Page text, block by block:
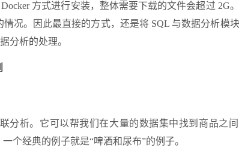
方式进行安装，整体需要下载的文件会超过 2G
况。因此最直接的方式，还是将 SQL 与数据分析模
分析的处理。
分析。它可以帮我们在大量的数据集中找到商品之
个经典的例子就是“啤酒和尿布”的例子。